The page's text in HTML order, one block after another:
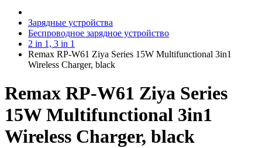
Зарядные устройства
Беспроводное зарядное устройство
2 in 1, 3 in 1
Remax RP-W61 Ziya Series 15W Multifunctional 3in1
Wireless Charger, black
Remax RP-W61 Ziya Series
15W Multifunctional 3in1
Wireless Charger, black